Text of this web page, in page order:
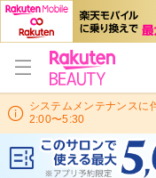
システムメンテナンスに
2:00〜5:30